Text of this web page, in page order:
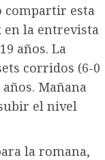
compartir esta
en la entrevista
años. La
corridos (6-0
Mañana
el nivel
la romana,